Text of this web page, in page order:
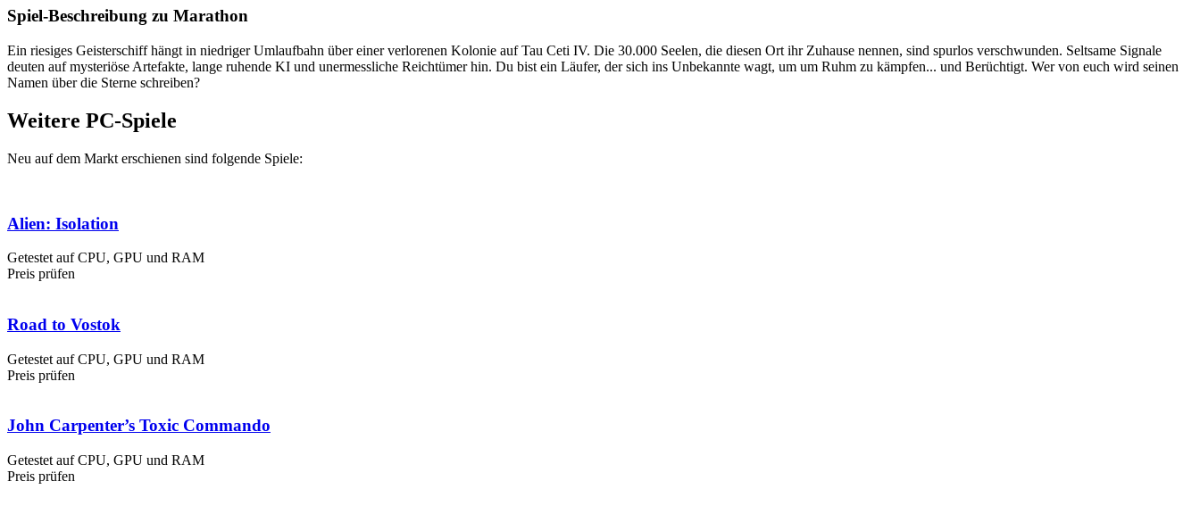
Spiel-Beschreibung zu Marathon
Ein riesiges Geisterschiff hängt in niedriger Umlaufbahn über einer verlorenen Kolonie auf Tau Ceti IV. Die 30.000 Seelen, die diesen Ort ihr Zuhause nennen, sind spurlos verschwunden. Seltsame Signale
deuten auf mysteriöse Artefakte, lange ruhende KI und unermessliche Reichtümer hin. Du bist ein Läufer, der sich ins Unbekannte wagt, um um Ruhm zu kämpfen... und Berüchtigt. Wer von euch wird seinen
Namen über die Sterne schreiben?
Weitere PC-Spiele
Neu auf dem Markt erschienen sind folgende Spiele:
Alien: Isolation
Getestet auf CPU, GPU und RAM
Preis prüfen
Road to Vostok
Getestet auf CPU, GPU und RAM
Preis prüfen
John Carpenter’s Toxic Commando
Getestet auf CPU, GPU und RAM
Preis prüfen